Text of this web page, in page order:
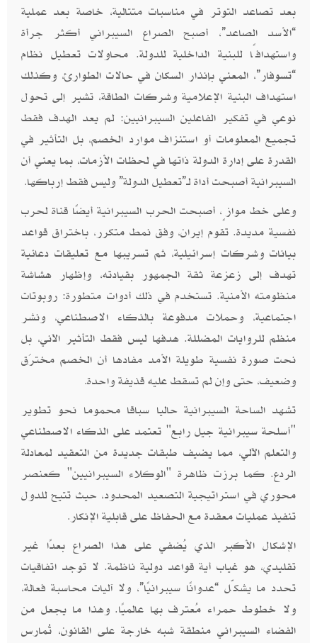
بعد تصاعد التوتر في مناسبات متتالية، خاصة بعد عملية
“الأسد الصاعد”، أصبح الصراع السيبراني أكثر جرأة
واستهدافًا للبنية الداخلية للدولة. محاولات تعطيل نظام
“تسوفار”، المعني بإنذار السكان في حالات الطوارئ، وكذلك
استهداف البنية الإعلامية وشركات الطاقة، تشير إلى تحول
نوعي في تفكير الفاعلين السيبرانيين: لم يعد الهدف فقط
تجميع المعلومات أو استنزاف موارد الخصم، بل التأثير في
القدرة على إدارة الدولة ذاتها في لحظات الأزمات، بما يعني أن
السيبرانية أصبحت أداة لـ”تعطيل الدولة” وليس فقط إرباكها.
وعلى خط موازٍ، أصبحت الحرب السيبرانية أيضًا قناة لحرب
نفسية مديدة. تقوم إيران، وفق نمط متكرر، باختراق قواعد
بيانات وشركات إسرائيلية، ثم تسريبها مع تعليقات دعائية
تهدف إلى زعزعة ثقة الجمهور بقيادته، وإظهار هشاشة
منظومته الأمنية. تستخدم في ذلك أدوات متطورة: روبوتات
اجتماعية، وحملات مدفوعة بالذكاء الاصطناعي، ونشر
منظم للروايات المضللة. هدفها ليس فقط التأثير الآني، بل
نحت صورة نفسية طويلة الأمد مفادها أن الخصم مخترَق
وضعيف، حتى وإن لم تسقط عليه قذيفة واحدة.
تشهد الساحة السيبرانية حاليا سباقا محموما نحو تطوير
"أسلحة سيبرانية جيل رابع" تعتمد على الذكاء الاصطناعي
والتعلم الآلي، مما يضيف طبقات جديدة من التعقيد لمعادلة
الردع. كما برزت ظاهرة "الوكلاء السيبرانيين" كعنصر
محوري في استراتيجية التصعيد المحدود، حيث تتيح للدول
تنفيذ عمليات معقدة مع الحفاظ على قابلية الإنكار .
الإشكال الأكبر الذي يُضفي على هذا الصراع بعدًا غير
تقليدي، هو غياب أية قواعد دولية ناظمة. لا توجد اتفاقيات
تحدد ما يشكّل “عدوانًا سيبرانيًا”، ولا آليات محاسبة فعالة،
ولا خطوط حمراء مُعترف بها عالميًا. وهذا ما يجعل من
الفضاء السيبراني منطقة شبه خارجة على القانون، تُمارس